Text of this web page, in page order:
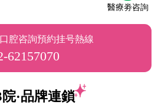
醫療劵咨詢
腔咨詢預約挂号熱線
62157070
院·品牌連鎖